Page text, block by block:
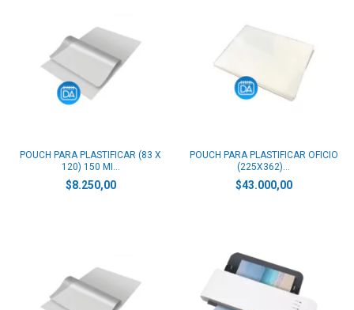
POUCH PARA PLASTIFICAR (83 X
120) 150 MI...
$8.250,00
POUCH PARA PLASTIFICAR OFICIO
(225X362)...
$43.000,00